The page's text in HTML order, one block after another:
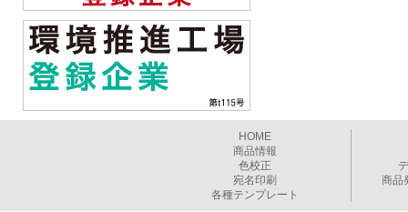
HOME
商品情報
色校正
宛名印刷
各種テンプレート
商品